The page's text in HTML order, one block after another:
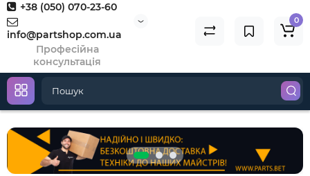
+38 (050) 070-23-60
info@partshop.com.ua
Професійна
консультація
0